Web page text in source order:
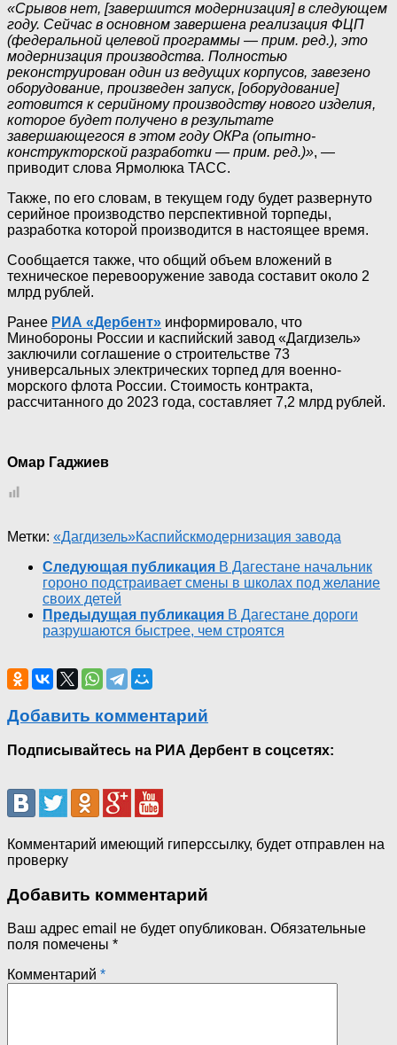
«Срывов нет, [завершится модернизация] в следующем
году. Сейчас в основном завершена реализация ФЦП
(федеральной целевой программы — прим. ред.), это
модернизация производства. Полностью
реконструирован один из ведущих корпусов, завезено
оборудование, произведен запуск, [оборудование]
готовится к серийному производству нового изделия,
которое будет получено в результате
завершающегося в этом году ОКРа (опытно-
конструкторской разработки — прим. ред.)», —
приводит слова Ярмолюка ТАСС.
Также, по его словам, в текущем году будет развернуто
серийное производство перспективной торпеды,
разработка которой производится в настоящее время.
Сообщается также, что общий объем вложений в
техническое перевооружение завода составит около 2
млрд рублей.
Ранее РИА «Дербент» информировало, что
Минобороны России и каспийский завод «Дагдизель»
заключили соглашение о строительстве 73
универсальных электрических торпед для военно-
морского флота России. Стоимость контракта,
рассчитанного до 2023 года, составляет 7,2 млрд рублей.
Омар Гаджиев
Метки: «Дагдизель»Каспийскмодернизация завода
Следующая публикация В Дагестане начальник
гороно подстраивает смены в школах под желание
своих детей
Предыдущая публикация В Дагестане дороги
разрушаются быстрее, чем строятся
Добавить комментарий
Подписывайтесь на РИА Дербент в соцсетях:
Комментарий имеющий гиперссылку, будет отправлен на
проверку
Добавить комментарий
Ваш адрес email не будет опубликован. Обязательные
поля помечены *
Комментарий *